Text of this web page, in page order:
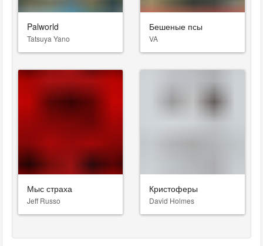
Palworld
Tatsuya Yano
Бешеные псы
VA
Мыс страха
Jeff Russo
Кристоферы
David Holmes